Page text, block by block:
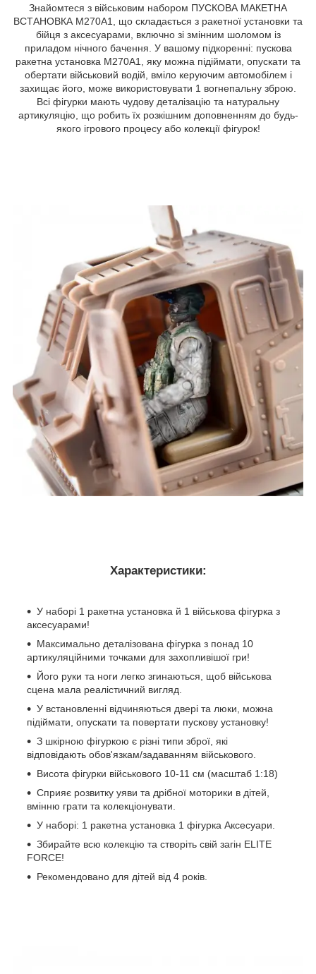
Знайомтеся з військовим набором ПУСКОВА МАКЕТНА
ВСТАНОВКА M270A1, що складається з ракетної установки та
бійця з аксесуарами, включно зі змінним шоломом із
приладом нічного бачення. У вашому підкоренні: пускова
ракетна установка M270A1, яку можна підіймати, опускати та
обертати військовий водій, вміло керуючим автомобілем і
захищає його, може використовувати 1 вогнепальну зброю.
Всі фігурки мають чудову деталізацію та натуральну
артикуляцію, що робить їх розкішним доповненням до будь-
якого ігрового процесу або колекції фігурок!
Характеристики:
У наборі 1 ракетна установка й 1 військова фігурка з
аксесуарами!
Максимально деталізована фігурка з понад 10
артикуляційними точками для захопливішої гри!
Його руки та ноги легко згинаються, щоб військова
сцена мала реалістичний вигляд.
У встановленні відчиняються двері та люки, можна
підіймати, опускати та повертати пускову установку!
З шкірною фігуркою є різні типи зброї, які
відповідають обов'язкам/задаванням військового.
Висота фігурки військового 10-11 см (масштаб 1:18)
Сприяє розвитку уяви та дрібної моторики в дітей,
вмінню грати та колекціонувати.
У наборі: 1 ракетна установка 1 фігурка Аксесуари.
Збирайте всю колекцію та створіть свій загін ELITE
FORCE!
Рекомендовано для дітей від 4 років.